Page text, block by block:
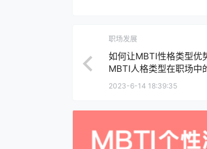
职场发展
如何让MBTI性格类型优
MBTI人格类型在职场中
2023-6-14 18:39:35